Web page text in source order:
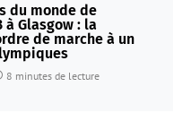
du monde de
à Glasgow : la
de marche à un
8 minutes de lecture